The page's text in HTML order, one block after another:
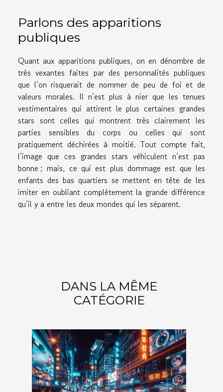
Parlons des apparitions
publiques
Quant aux apparitions publiques, on en dénombre de
très vexantes faites par des personnalités publiques
que l’on risquerait de nommer de peu de foi et de
valeurs morales. Il n’est plus à nier que les tenues
vestimentaires qui attirent le plus certaines grandes
stars sont celles qui montrent très clairement les
parties sensibles du corps ou celles qui sont
pratiquement déchirées à moitié. Tout compte fait,
l’image que ces grandes stars véhiculent n’est pas
bonne ; mais, ce qui est plus dommage est que les
enfants des bas quartiers se mettent en tête de les
imiter en oubliant complètement la grande différence
qu’il y a entre les deux mondes qui les séparent.
DANS LA MÊME
CATÉGORIE